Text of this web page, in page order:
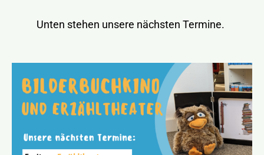
Unten stehen unsere nächsten Termine.